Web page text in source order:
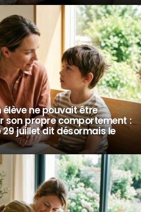
élève ne pouvait être
son propre comportement :
juillet dit désormais le